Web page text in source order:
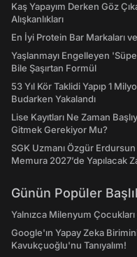
Kaş Yapayım Derken Göz
Alışkanlıkları
En İyi Protein Bar Markaları
Yaşlanmayı Engelleyen
Bile Şaşırtan Formül
53 Yıl Kör Taklidi Yapıp 1
Budarken Yakalandı
Lise Kayıtları Ne Zaman
Gitmek Gerekiyor Mu?
SGK Uzmanı Özgür Erdursun
Memura 2027’de Yapılacak
Günün Popüler
Yalnızca Milenyum
Google'ın Yapay Zeka
Kavukçuoğlu'nu Tanıyalım!